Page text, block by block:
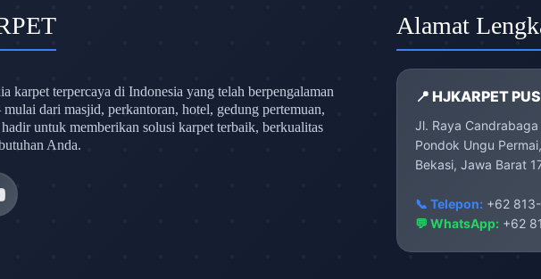
karpet terpercaya di Indonesia yang telah berpengalaman
dari masjid, perkantoran, hotel, gedung pertemuan,
untuk memberikan solusi karpet terbaik, berkualitas
Anda.
Alamat
📍 HJKARPET
Jl. Raya
Pondok Ungu
Bekasi, Jawa Barat
📞 Telepon:+62
💬 WhatsApp: +62